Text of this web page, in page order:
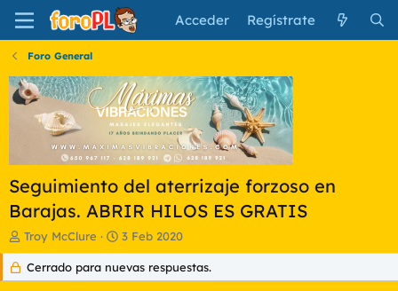
Acceder Regístrate
Foro General
Seguimiento del aterrizaje forzoso en
Barajas. ABRIR HILOS ES GRATIS
I
n
c
Troy McClure
F
e
c
h
3 Feb 2020
Cerrado para nuevas respuestas.